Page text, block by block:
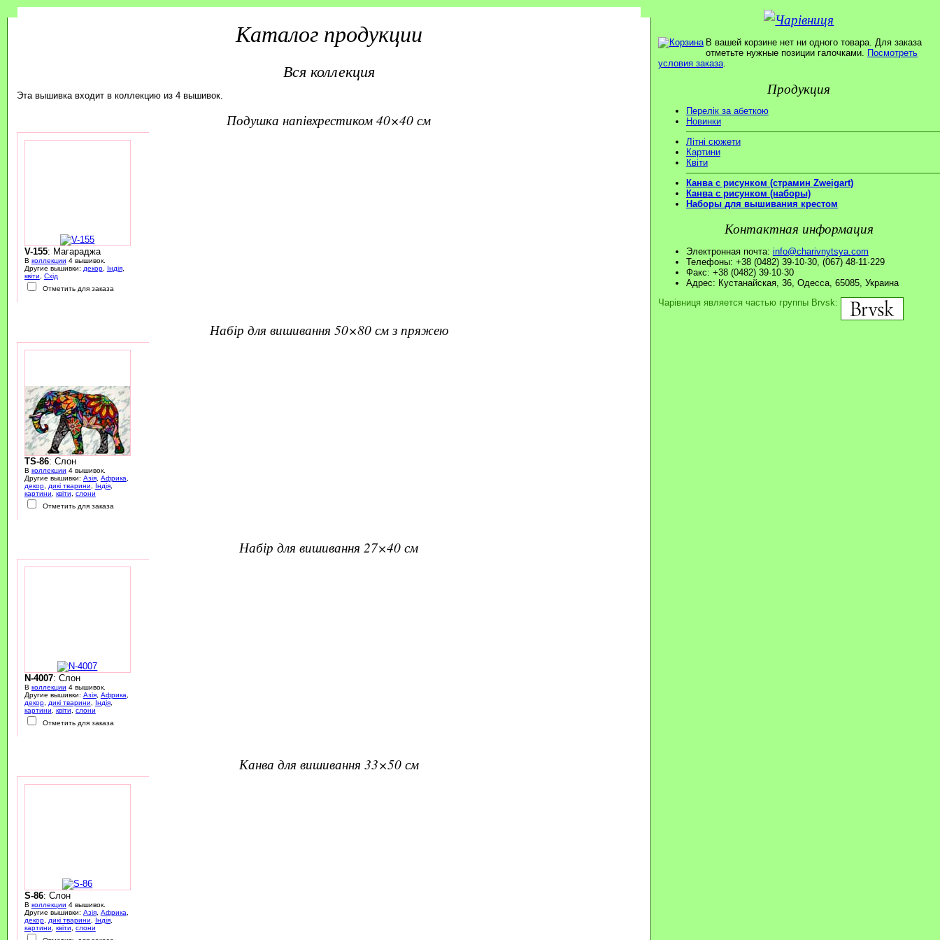
Каталог продукции
Вся коллекция
Эта вышивка входит в коллекцию из 4 вышивок.
подушка напівхрестиком 40×40 см
V-155: Магараджа
В коллекции 4 вышивок.
Другие вышивки: декор, Індія,
квіти
Схід
Отметить для заказа
набір для вишивання 50×80 см з пряжею
TS-86: Слон
В коллекции 4 вышивок.
Другие вышивки: Азія, Африка
декор, дикі тварини Індія,
картини
квіти
слони
Отметить для заказа
набір для вишивання 27×40 см
N-4007: Слон
В коллекции 4 вышивок.
Другие вышивки: Азія, Африка,
декор, дикі тварини, Індія,
картини, квіти, слони
Отметить для заказа
канва для вишивання 33×50 см
S-86: Слон
В коллекции 4 вышивок.
Другие вышивки: Азія, Африка
декор, дикі тварини Індія,
картини
квіти
слони
В вашей корзине нет ни одного товара. Для заказа
отметьте нужные позиции галочками. Посмотреть
условия заказа.
Продукция
Перелік за абеткою
Новинки
Літні сюжети
Картини
Квіти
Канва с рисунком (страмин Zweigart)
Канва с рисунком (наборы)
Наборы для вышивания крестом
Контактная информация
Электронная почта: info@charivnytsya.com
Телефоны: +38 (0482) 39·10·30, (067) 48·11·229
Факс: +38 (0482) 39·10·30
Адрес: Кустанайская, 36, Одесса, 65085, Украина
Чарівниця является частью группы Brvsk: